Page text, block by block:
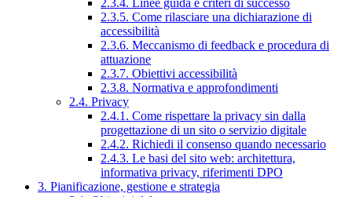
2.3.5. Come rilasciare una dichiarazione di
accessibilità
2.3.6. Meccanismo di feedback e procedura di
attuazione
2.3.7. Obiettivi accessibilità
2.3.8. Normativa e approfondimenti
2.4. Privacy
2.4.1. Come rispettare la privacy sin dalla
progettazione di un sito o servizio digitale
2.4.2. Richiedi il consenso quando necessario
2.4.3. Le basi del sito web: architettura,
informativa privacy, riferimenti DPO
3. Pianificazione, gestione e strategia